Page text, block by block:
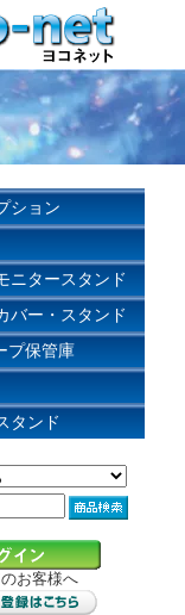
ション
ニタースタンド
バー・スタンド
プ保管庫
タンド
お客様へ